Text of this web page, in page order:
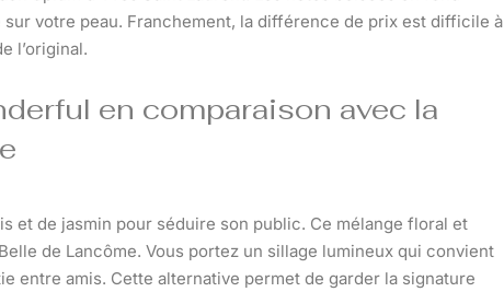
votre peau. Franchement, la différence de prix est difficile à
l’original.
en comparaison avec la
et de jasmin pour séduire son public. Ce mélange floral et
de Lancôme. Vous portez un sillage lumineux qui convient
entre amis. Cette alternative permet de garder la signature